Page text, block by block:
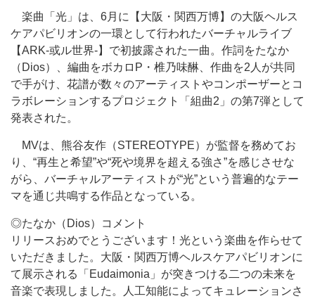
楽曲「光」は、6月に【大阪・関西万博】の大阪ヘルス
ケアパビリオンの一環として行われたバーチャルライブ
【ARK-或ル世界-】で初披露された一曲。作詞をたなか
（Dios）、編曲をボカロP・椎乃味醂、作曲を2人が共同
で手がけ、花譜が数々のアーティストやコンポーザーとコ
ラボレーションするプロジェクト「組曲2」の第7弾として
発表された。
MVは、熊谷友作（STEREOTYPE）が監督を務めてお
り、“再生と希望”や“死や境界を超える強さ”を感じさせな
がら、バーチャルアーティストが“光”という普遍的なテー
マを通じ共鳴する作品となっている。
◎たなか（Dios）コメント
リリースおめでとうございます！光という楽曲を作らせて
いただきました。大阪・関西万博ヘルスケアパビリオンに
て展示される「Eudaimonia」が突きつける二つの未来を
音楽で表現しました。人工知能によってキュレーションさ